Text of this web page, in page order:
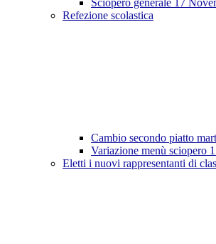
Sciopero generale 17
Refezione scolastica
Cambio secondo piatto
Variazione menù sciopero
Eletti i nuovi rappresentanti di